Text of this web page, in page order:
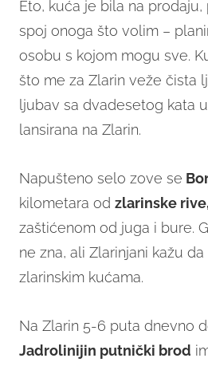
Eto, kuća je bila na
spoj onoga što volim –
osobu s kojom mogu sve.
što me za Zlarin veže čista
ljubav sa dvadesetog kata
lansirana na Zlarin.
Napušteno selo zove se
kilometara od zlarinske
zaštićenom od juga i bure.
ne zna, ali Zlarinjani kažu
zlarinskim kućama.
Na Zlarin 5-6 puta dnevno
Jadrolinijin putnički brod